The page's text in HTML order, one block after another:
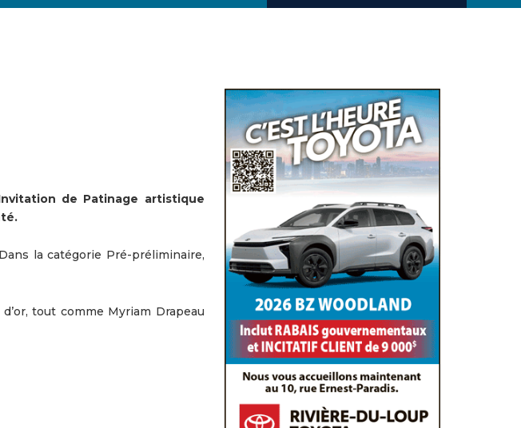
de Patinage artistique
la catégorie Pré-préliminaire,
tout comme Myriam Drapeau